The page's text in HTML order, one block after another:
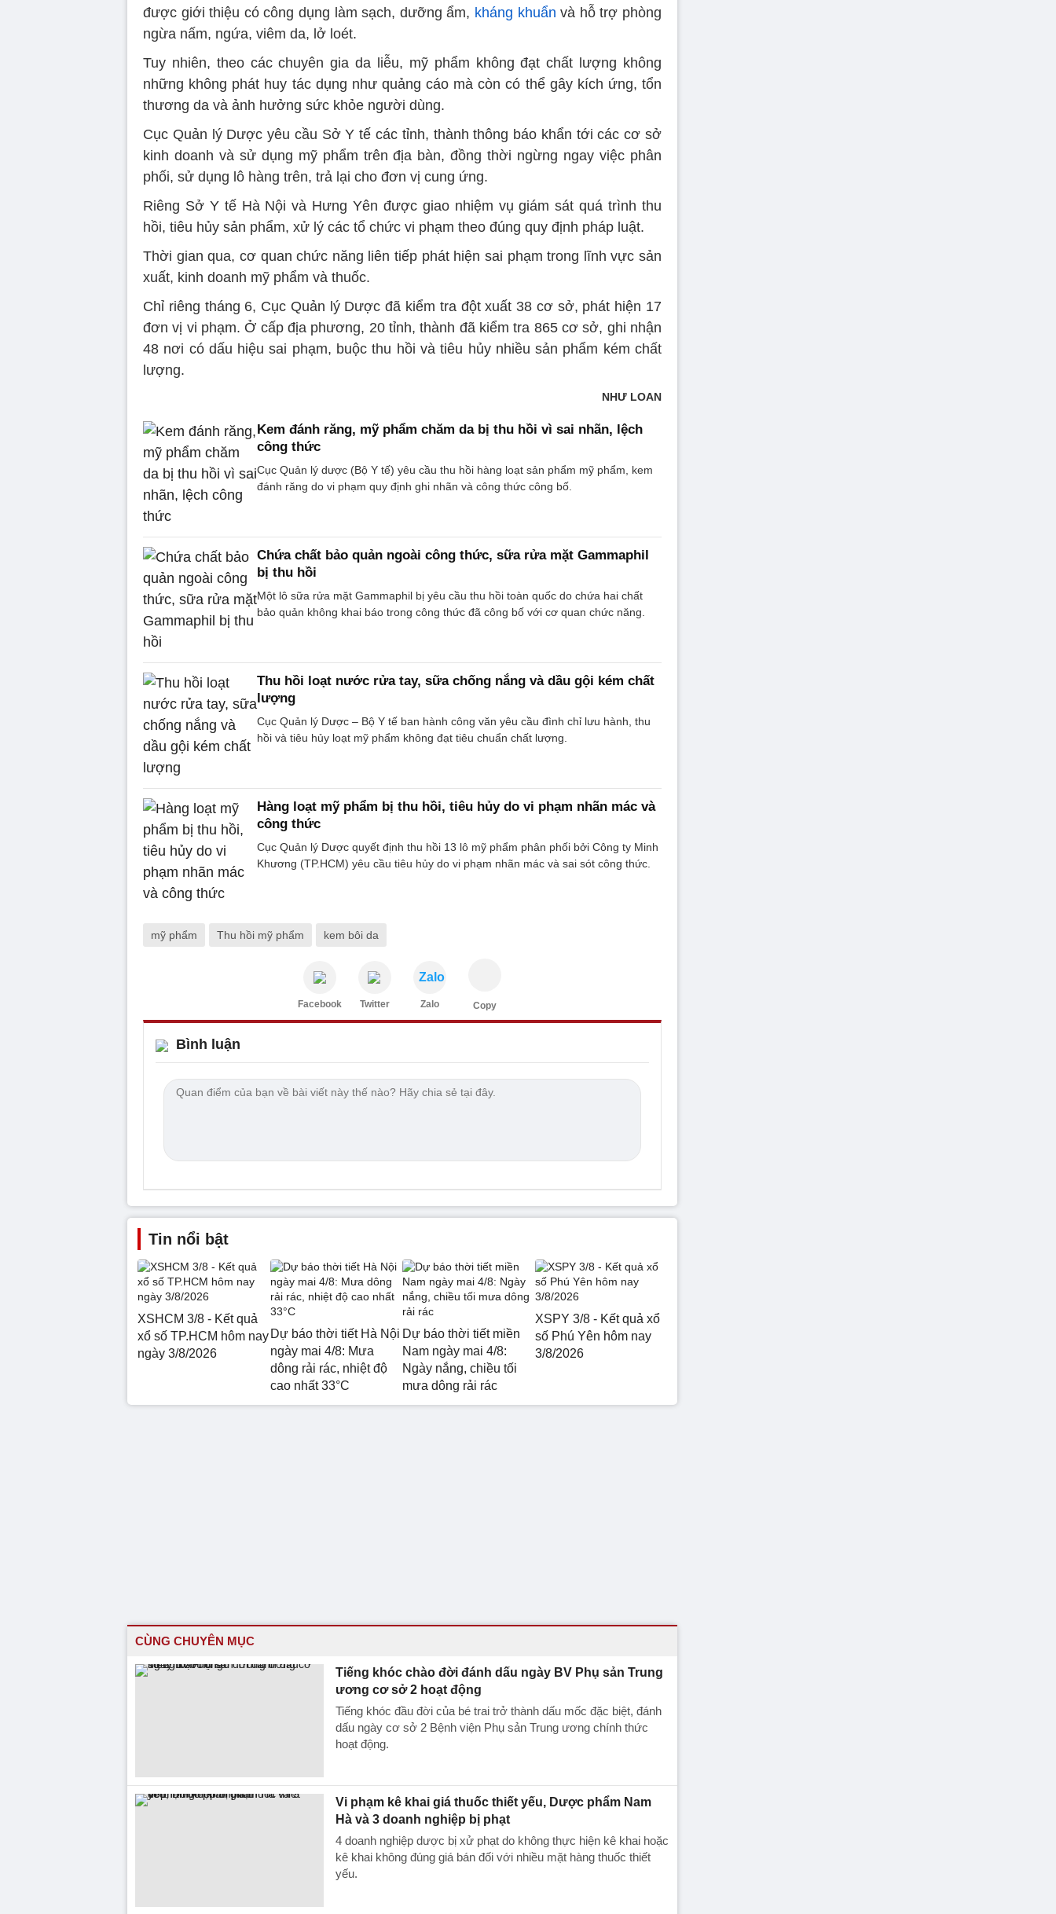
được giới thiệu có công dụng làm sạch, dưỡng ẩm, kháng khuẩn và hỗ trợ phòng
ngừa nấm, ngứa, viêm da, lở loét.
Tuy nhiên, theo các chuyên gia da liễu, mỹ phẩm không đạt chất lượng không
những không phát huy tác dụng như quảng cáo mà còn có thể gây kích ứng, tổn
thương da và ảnh hưởng sức khỏe người dùng.
Cục Quản lý Dược yêu cầu Sở Y tế các tỉnh, thành thông báo khẩn tới các cơ sở
kinh doanh và sử dụng mỹ phẩm trên địa bàn, đồng thời ngừng ngay việc phân
phối, sử dụng lô hàng trên, trả lại cho đơn vị cung ứng.
Riêng Sở Y tế Hà Nội và Hưng Yên được giao nhiệm vụ giám sát quá trình thu
hồi, tiêu hủy sản phẩm, xử lý các tổ chức vi phạm theo đúng quy định pháp luật.
Thời gian qua, cơ quan chức năng liên tiếp phát hiện sai phạm trong lĩnh vực sản
xuất, kinh doanh mỹ phẩm và thuốc.
Chỉ riêng tháng 6, Cục Quản lý Dược đã kiểm tra đột xuất 38 cơ sở, phát hiện 17
đơn vị vi phạm. Ở cấp địa phương, 20 tỉnh, thành đã kiểm tra 865 cơ sở, ghi nhận
48 nơi có dấu hiệu sai phạm, buộc thu hồi và tiêu hủy nhiều sản phẩm kém chất
lượng.
NHƯ LOAN
Kem đánh răng, mỹ phẩm chăm da bị thu hồi vì sai nhãn, lệch
công thức
Cục Quản lý dược (Bộ Y tế) yêu cầu thu hồi hàng loạt sản phẩm mỹ phẩm, kem
đánh răng do vi phạm quy định ghi nhãn và công thức công bố.
Chứa chất bảo quản ngoài công thức, sữa rửa mặt Gammaphil
bị thu hồi
Một lô sữa rửa mặt Gammaphil bị yêu cầu thu hồi toàn quốc do chứa hai chất
bảo quản không khai báo trong công thức đã công bố với cơ quan chức năng.
Thu hồi loạt nước rửa tay, sữa chống nắng và dầu gội kém chất
lượng
Cục Quản lý Dược – Bộ Y tế ban hành công văn yêu cầu đình chỉ lưu hành, thu
hồi và tiêu hủy loạt mỹ phẩm không đạt tiêu chuẩn chất lượng.
Hàng loạt mỹ phẩm bị thu hồi, tiêu hủy do vi phạm nhãn mác và
công thức
Cục Quản lý Dược quyết định thu hồi 13 lô mỹ phẩm phân phối bởi Công ty Minh
Khương (TP.HCM) yêu cầu tiêu hủy do vi phạm nhãn mác và sai sót công thức.
mỹ phẩm Thu hồi mỹ phẩm kem bôi da
Facebook Twitter
Zalo
Zalo Copy
Bình luận
Tin nổi bật
XSHCM 3/8 - Kết quả
xổ số TP.HCM hôm nay
ngày 3/8/2026
Dự báo thời tiết Hà Nội
ngày mai 4/8: Mưa
dông rải rác, nhiệt độ
cao nhất 33°C
Dự báo thời tiết miền
Nam ngày mai 4/8:
Ngày nắng, chiều tối
mưa dông rải rác
XSPY 3/8 - Kết quả xổ
số Phú Yên hôm nay
3/8/2026
CÙNG CHUYÊN MỤC
Tiếng khóc chào đời đánh dấu ngày BV Phụ sản Trung
ương cơ sở 2 hoạt động
Tiếng khóc đầu đời của bé trai trở thành dấu mốc đặc biệt, đánh
dấu ngày cơ sở 2 Bệnh viện Phụ sản Trung ương chính thức
hoạt động.
Vi phạm kê khai giá thuốc thiết yếu, Dược phẩm Nam
Hà và 3 doanh nghiệp bị phạt
4 doanh nghiệp dược bị xử phạt do không thực hiện kê khai hoặc
kê khai không đúng giá bán đối với nhiều mặt hàng thuốc thiết
yếu.